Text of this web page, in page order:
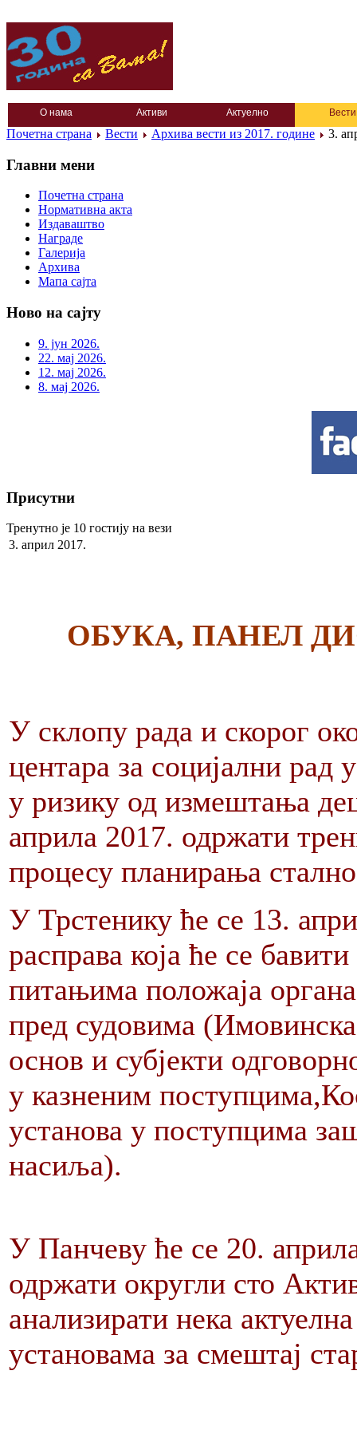
О нама Активи Актуелно Вести
Почетна страна Вести Архива вести из 2017. године 3.
Главни мени
Почетна страна
Нормативна акта
Издаваштво
Награде
Галерија
Архива
Мапа сајта
Ново на сајту
9. јун 2026.
22. мај 2026.
12. мај 2026.
8. мај 2026.
Присутни
Тренутно је 10 гостију на вези
3. април 2017.
ОБУКА, ПАНЕЛ
У склопу рада и скорог
центара за социјални
у ризику од измештања
априла 2017. одржати
процесу планирања
У Трстенику ће се 13.
расправа која ће се
питањима положаја
пред судовима
основ и субјекти
у казненим
установа у поступцима
насиља).
У Панчеву ће се 20.
одржати округли сто
анализирати нека
установама за смештај